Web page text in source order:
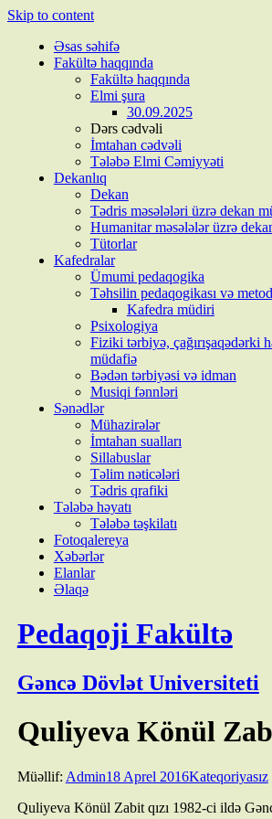
Skip to content
Əsas səhifə
Fakültə haqqında
Fakültə haqqında
Elmi şura
30.09.2025
Dərs cədvəli
İmtahan cədvəli
Tələbə Elmi Cəmiyyəti
Dekanlıq
Dekan
Tədris məsələləri üzrə dekan
Humanitar məsələlər üzrə
Tütorlar
Kafedralar
Ümumi pedaqogika
Təhsilin pedaqogikası və
Kafedra müdiri
Psixologiya
Fiziki tərbiyə, çağırışaqədərki
müdafiə
Bədən tərbiyəsi və idman
Musiqi fənnləri
Sənədlər
Mühazirələr
İmtahan sualları
Sillabuslar
Təlim nəticələri
Tədris qrafiki
Tələbə həyatı
Tələbə təşkilatı
Fotoqalereya
Xəbərlər
Elanlar
Əlaqə
Pedaqoji Fakültə
Gəncə Dövlət Universiteti
Quliyeva Könül
Müəllif: Admin18 Aprel 2016Kateqoriyasız
Quliyeva Könül Zabit qızı 1982-ci ildə